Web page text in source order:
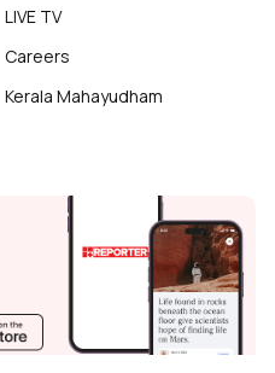
LIVE TV
Careers
Kerala Mahayudham